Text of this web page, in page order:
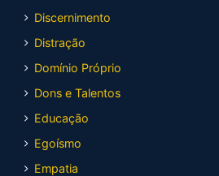
Discernimento
Distração
Domínio Próprio
Dons e Talentos
Educação
Egoísmo
Empatia